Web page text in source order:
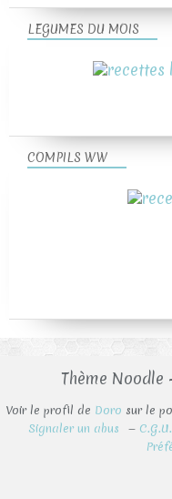
LEGUMES DU MOIS
COMPILS WW
Thème
Voir le profil de Doro sur le
Signaler un abus
C.G.U.